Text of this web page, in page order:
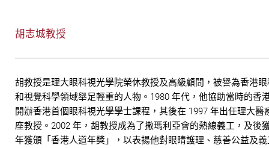
胡志城教授
胡教授是理大眼科視光學院榮休教授及高級顧問，被譽為香港
和視覺科學領域舉足輕重的人物。1980 年代，他協助當時的香
開辦香港首個眼科視光學學士課程，其後在 1997 年出任理大
座教授。2002 年，胡教授成為了撒瑪利亞會的熱線義工，及後
年獲頒「香港人道年獎」，以表揚他對眼睛護理、慈善公益及